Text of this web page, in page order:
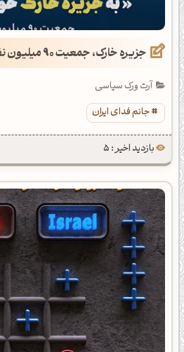
جزیره خارک، جمعیت 90 میلیون نفر
آرت ورک سیاسی
جانم فدای ایران
بازدید اخیر : 5